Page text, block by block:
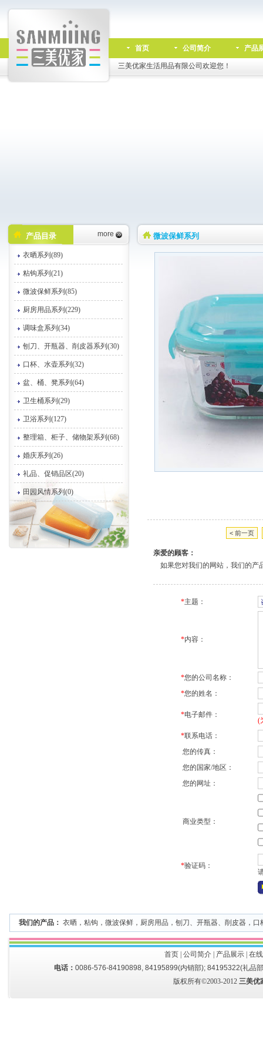
首页 公司简介 产品
三美优家生活用品有限公司欢迎您！
产品目录 more
衣晒系列(89)
粘钩系列(21)
微波保鲜系列(85)
厨房用品系列(229)
调味盒系列(34)
刨刀、开瓶器、削皮器系列(30)
口杯、水壶系列(32)
盆、桶、凳系列(64)
卫生桶系列(29)
卫浴系列(127)
整理箱、柜子、储物架系列(68)
婚庆系列(26)
礼品、促销品区(20)
田园风情系列(0)
微波保鲜系列
< 前一页
亲爱的顾客：
如果您对我们的网站，我们的产
*主题：
*内容：
*您的公司名称：
*您的姓名：
*电子邮件：
(
*联系电话：
您的传真：
您的国家/地区：
您的网址：
商业类型：
*验证码：
我们的产品： 衣晒 ， 粘钩 ， 微波保鲜 ， 厨房用品 ， 刨刀、开瓶器、削皮器 ， 口
首页| 公司简介| 产品展示| 在
电话： 0086-576-84190898, 84195899(内销部); 84195322(礼品
版权所有©2003-2012 三美优